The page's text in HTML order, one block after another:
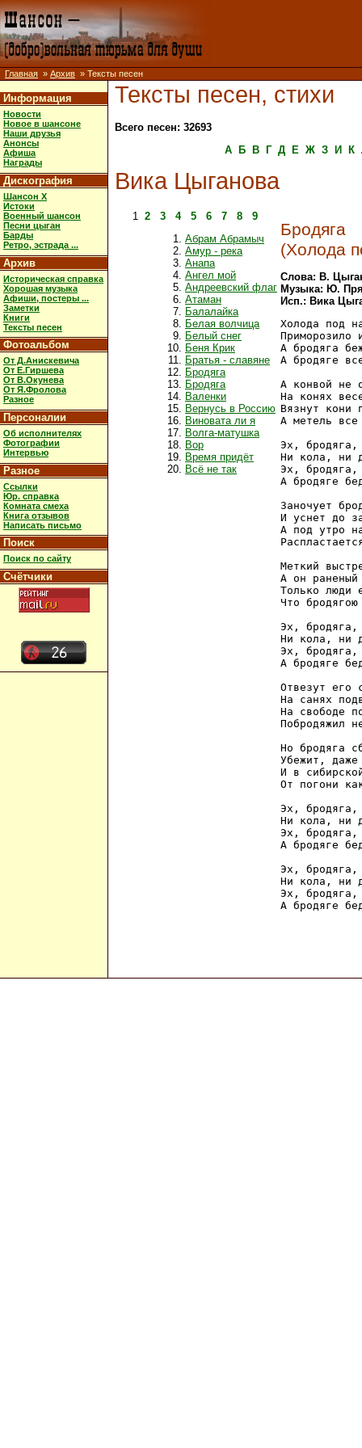
Главная » Архив » Тексты песен
Информация
Новости
Новое в шансоне
Наши друзья
Анонсы
Афиша
Награды
Дискография
Шансон X
Истоки
Военный шансон
Песни цыган
Барды
Ретро, эстрада ...
Архив
Историческая справка
Хорошая музыка
Афиши, постеры ...
Заметки
Книги
Тексты песен
Фотоальбом
От Д.Анискевича
От Е.Гиршева
От В.Окунева
От Я.Фролова
Разное
Персоналии
Об исполнителях
Фотографии
Интервью
Разное
Ссылки
Юр. справка
Комната смеха
Книга отзывов
Написать письмо
Поиск
Поиск по сайту
Счётчики
Тексты песен, стихи
Всего песен: 32693
А
Б В Г Д Е Ж З И К
Вика Цыганова
1 2 3 4 5 6 7 8
9
Абрам Абрамыч
Амур - река
Анапа
Ангел мой
Андреевский флаг
Атаман
Балалайка
Белая волчица
Белый снег
Беня Крик
Братья - славяне
Бродяга
Бродяга
Валенки
Вернусь в Россию
Виновата ли я
Волга-матушка
Вор
Время придёт
Всё не так
Бродяга
(Холода
Слова: В.
Музыка: Ю.
Исп.: Вика
Холода под
А бродяга
А бродяге
А конвой не
На конях
Вязнут
А метель
Эх,
Ни кола, ни
Эх,
А бродяге
Заночует
И уснет до
А под утро
Меткий
А он
Только люди
Что
Эх,
Ни кола, ни
Эх,
А бродяге
Отвезут его
На санях
На свободе
Побродяжил
Но бродяга
Убежит,
И в
От погони
Эх,
Ни кола, ни
Эх,
А бродяге
Эх,
Ни кола, ни
Эх,
А бродяге